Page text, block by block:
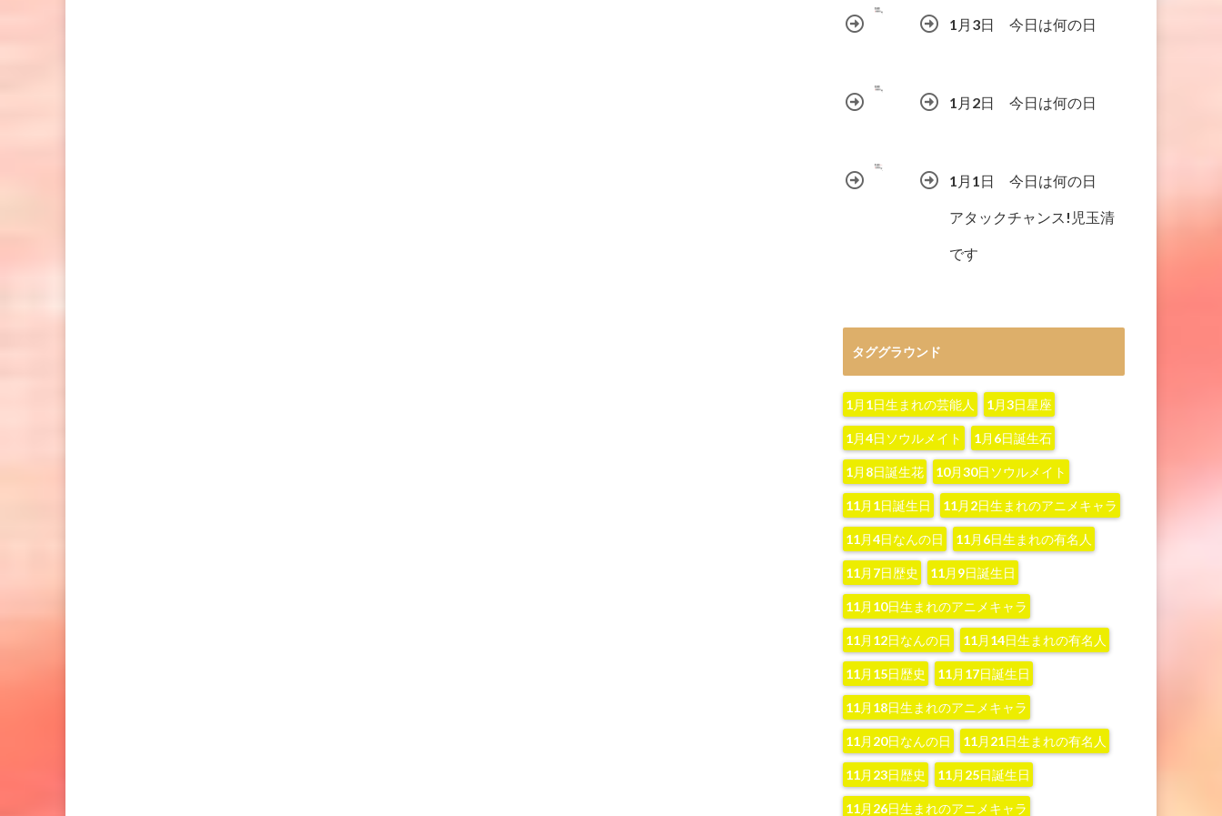
1月3日 今日は何の日
1月2日 今日は何の日
1月1日 今日は何の日
アタックチャンス!児玉清
です
タググラウンド
1月1日生まれの芸能人 1月3日星座
1月4日ソウルメイト 1月6日誕生石
1月8日誕生花 10月30日ソウルメイト
11月1日誕生日 11月2日生まれのアニメキャラ
11月4日なんの日 11月6日生まれの有名人
11月7日歴史 11月9日誕生日
11月10日生まれのアニメキャラ
11月12日なんの日 11月14日生まれの有名人
11月15日歴史 11月17日誕生日
11月18日生まれのアニメキャラ
11月20日なんの日 11月21日生まれの有名人
11月23日歴史 11月25日誕生日
11月26日生まれのアニメキャラ